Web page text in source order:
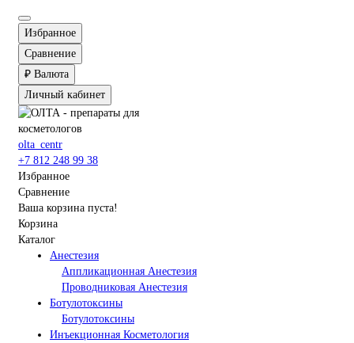
Избранное
Сравнение
₽ Валюта
Личный кабинет
olta_centr
+7 812 248 99 38
Избранное
Сравнение
Ваша корзина пуста!
Корзина
Каталог
Анестезия
Аппликационная Анестезия
Проводниковая Анестезия
Ботулотоксины
Ботулотоксины
Инъекционная Косметология